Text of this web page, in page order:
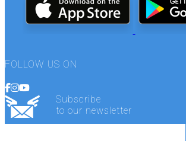
FOLLOW US ON
Subscribe
to our newsletter